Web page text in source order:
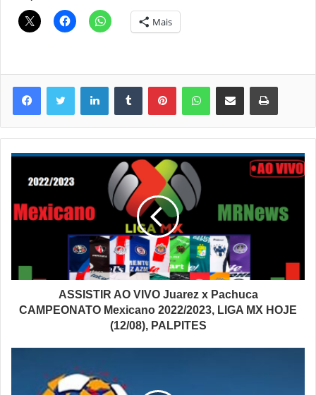
Mais
LinkedinTumblr PinterestWhatsAppCompartilhar via e-mail Imprimir
ASSISTIR AO VIVO Juarez x Pachuca
CAMPEONATO Mexicano 2022/2023, LIGA MX HOJE
(12/08), PALPITES